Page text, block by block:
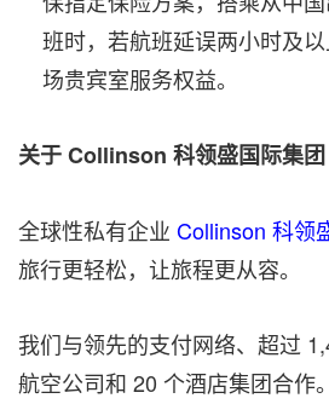
班时，若航班延误两小时及
场贵宾室服务权益。
关于Collinson 科领盛国际集团
全球性私有企业 Collinson 科领
旅行更轻松，让旅程更从容。
我们与领先的支付网络、超过
航空公司和 20 个酒店集团合作